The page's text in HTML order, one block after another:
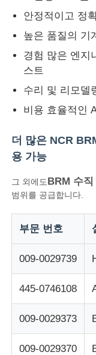
디볼드 ATM 부
NCR ATM 부품
Wincor ATM 부
하요성 ATM 부
후지쓰 ATM 부
히타치 ATM 부품
GRG ATM 부분
OKI ATM 부품
안정적이고 정
높은 품질의 기
경험 많은 엔지
스트
수리 및 리모델
비용 효율적인
더 많은 NCR
용 가능
그 외에도BRM 수
범위를 공급합니다.
부문 번호
009-0029739
445-0746108
009-0029373
009-0029370